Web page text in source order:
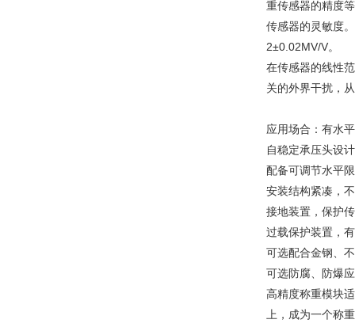
重传感器的精度
传感器的灵敏度
2±0.02MV/V。
在传感器的线性
关的外界干扰，
应用场合：有水
自稳定承压头设
配备可调节水平
安装结构紧凑，
接地装置，保护
过载保护装置，
可选配合金钢、
可选防腐、防爆
高精度称重模块
上，成为一个称